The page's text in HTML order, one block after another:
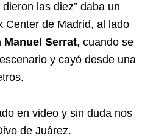
las diez” daba un
Center de Madrid, al lado
Manuel Serrat, cuando se
y cayó desde una
en video y sin duda nos
de Juárez.